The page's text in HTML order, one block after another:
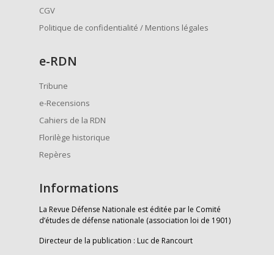
CGV
Politique de confidentialité / Mentions légales
e-RDN
Tribune
e-Recensions
Cahiers de la RDN
Florilège historique
Repères
Informations
La Revue Défense Nationale est éditée par le Comité
d’études de défense nationale (association loi de 1901)
Directeur de la publication : Luc de Rancourt